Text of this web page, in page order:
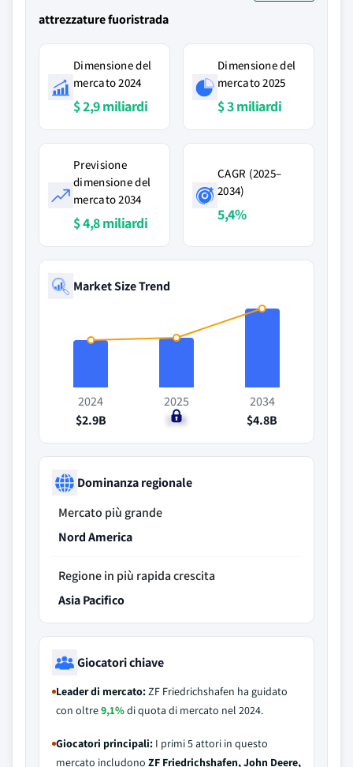
attrezzature fuoristrada
Dimensione del
mercato 2024
$ 2,9 miliardi
Dimensione del
mercato 2025
$ 3 miliardi
Previsione
dimensione del
mercato 2034
$ 4,8 miliardi
CAGR (2025–
2034)
5,4%
Market Size Trend
2024
$2.9B
2025
$3B
2034
$4.8B
Dominanza regionale
Mercato più grande
Nord America
Regione in più rapida crescita
Asia Pacifico
Giocatori chiave
Leader di mercato:ZF Friedrichshafen ha guidato
con oltre9,1%di quota di mercato nel 2024.
Giocatori principali: I primi 5 attori in questo
mercato includono ZF Friedrichshafen, John Deere,